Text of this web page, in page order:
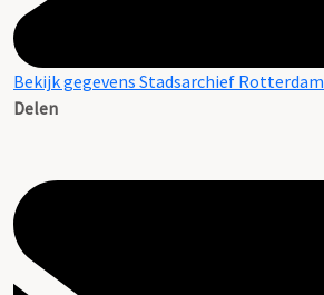
Bekijk gegevens Stadsarchief Rotterdam
Delen